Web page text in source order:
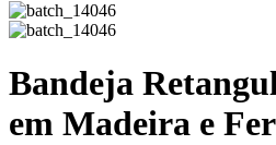
Bandeja
em Madeira e